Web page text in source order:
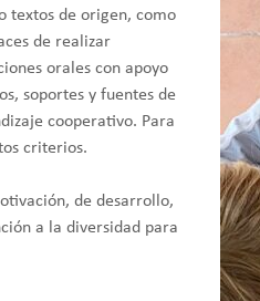
textos de origen, como
de realizar
orales con apoyo
soportes y fuentes de
cooperativo. Para
criterios.
de desarrollo,
a la diversidad para